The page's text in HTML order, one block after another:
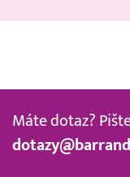
Máte dotaz?